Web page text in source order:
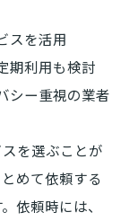
スを活用
期利用も検討
シー重視の業者
を選ぶことが
めて依頼する
依頼時には、